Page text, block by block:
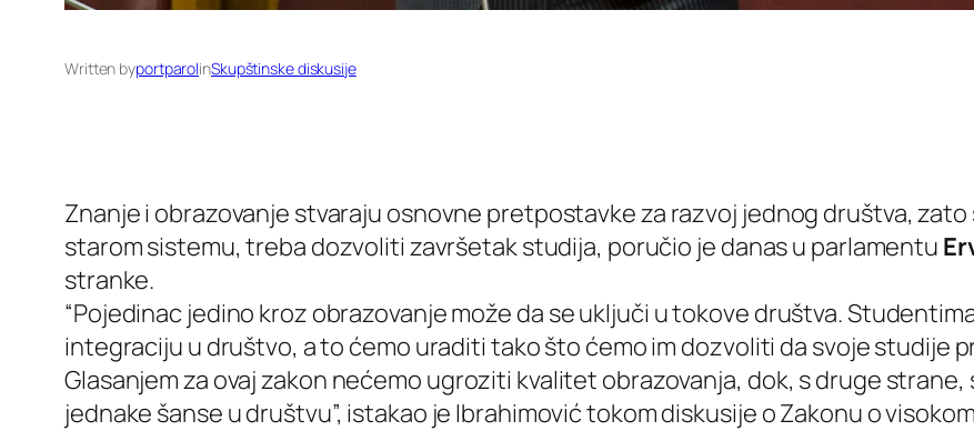
Written byportparolinSkupštinske diskusije
Znanje i obrazovanje stvaraju osnovne pretpostavke za razvoj jednog društva,
starom sistemu, treba dozvoliti završetak studija, poručio je danas u parlamentu
stranke.
“Pojedinac jedino kroz obrazovanje može da se uključi u tokove društva.
integraciju u društvo, a to ćemo uraditi tako što ćemo im dozvoliti da svoje studije
Glasanjem za ovaj zakon nećemo ugroziti kvalitet obrazovanja, dok, s druge
jednake šanse u društvu”, istakao je Ibrahimović tokom diskusije o Zakonu o